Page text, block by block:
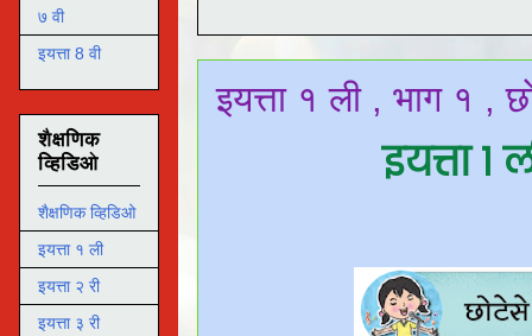
इयत्ता १ ली , भाग १ ,
इयत्ता
७ वी
इयत्ता 8 वी
शैक्षणिक
व्हिडिओ
शैक्षणिक व्हिडिओ
इयत्ता १ ली
इयत्ता २ री
इयत्ता ३ री